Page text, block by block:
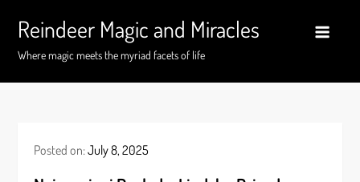
content
Reindeer Magic and Miracles
Where magic meets the myriad facets of life
Posted on:July 8, 2025